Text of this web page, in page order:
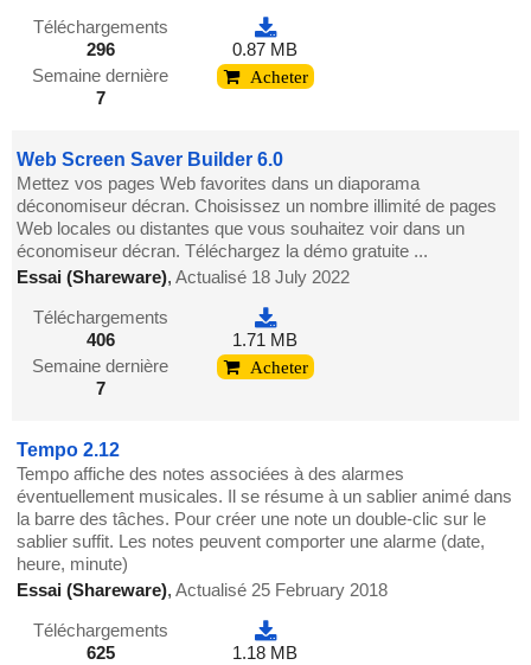
Téléchargements
296
Semaine dernière
7
0.87 MB
Acheter
Web Screen Saver Builder 6.0
Mettez vos pages Web favorites dans un diaporama
déconomiseur décran. Choisissez un nombre illimité de pages
Web locales ou distantes que vous souhaitez voir dans un
économiseur décran. Téléchargez la démo gratuite ...
Essai (Shareware),Actualisé 18 July 2022
Téléchargements
406
Semaine dernière
7
1.71 MB
Acheter
Tempo 2.12
Tempo affiche des notes associées à des alarmes
éventuellement musicales. Il se résume à un sablier animé dans
la barre des tâches. Pour créer une note un double-clic sur le
sablier suffit. Les notes peuvent comporter une alarme (date,
heure, minute)
Essai (Shareware),Actualisé 25 February 2018
Téléchargements
625
1.18 MB